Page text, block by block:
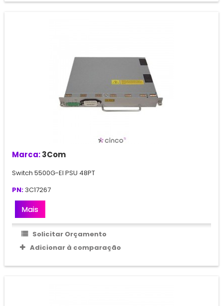
Marca:3Com
Switch 5500G-EI PSU 48PT
PN: 3C17267
Mais
Solicitar Orçamento
Adicionar à comparação